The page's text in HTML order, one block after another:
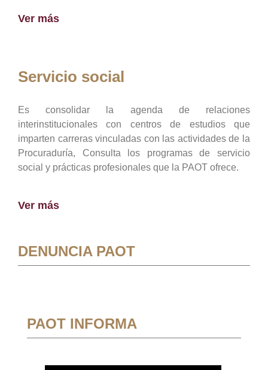
Ver más
Servicio social
Es consolidar la agenda de relaciones
interinstitucionales con centros de estudios que
imparten carreras vinculadas con las actividades de la
Procuraduría, Consulta los programas de servicio
social y prácticas profesionales que la PAOT ofrece.
Ver más
DENUNCIA PAOT
PAOT INFORMA